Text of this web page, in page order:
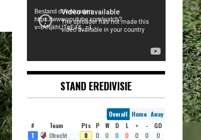
Bestand downloaden:
https://www.youtube.com/watch?
v=iANjkhUTqE4&_=1
STAND EREDIVISIE
Overall Home Away
#
Team Pts P W D L + -
GD
1
Utrecht 0 0 0 0 0 0 0
0